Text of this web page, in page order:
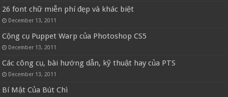
26 font chữ miễn phí đẹp và khác biệt
December 13, 2011
Cộng cụ Puppet Warp của Photoshop CS5
December 13, 2011
Các công cụ, bài hướng dẫn, kỹ thuật hay của PTS
December 13, 2011
Bí Mật Của Bút Chì